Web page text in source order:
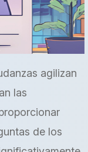
agilizan
las
de los